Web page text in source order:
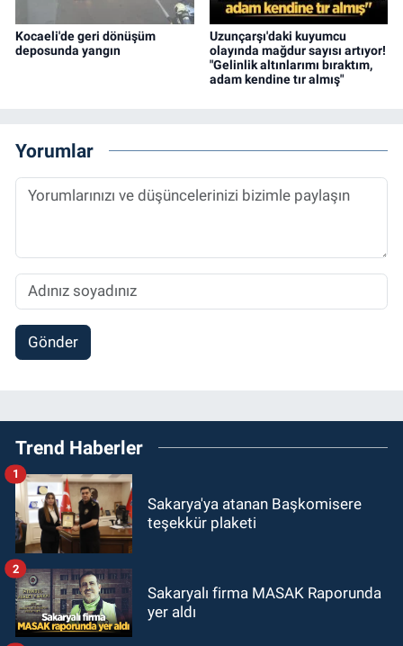
Kocaeli'de geri dönüşüm
deposunda yangın
Uzunçarşı'daki kuyumcu
olayında mağdur sayısı artıyor!
"Gelinlik altınlarımı bıraktım,
adam kendine tır almış"
Yorumlar
Gönder
Trend Haberler
Sakarya'ya atanan Başkomisere
teşekkür plaketi
1
Sakaryalı firma MASAK Raporunda
yer aldı
2